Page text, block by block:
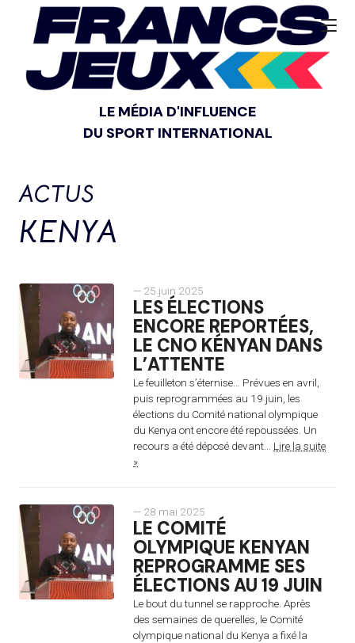
LE MÉDIA D'INFLUENCE
DU SPORT INTERNATIONAL
ACTUS
KENYA
— 25 juin 2025
LES ÉLECTIONS
ENCORE REPORTÉES,
LE CNO KÉNYAN DANS
L’ATTENTE
Le feuilleton s’éternise… Prévues en avril,
puis reprogrammées au 19 juin, les
élections du Comité national olympique
du Kenya ont encore été repoussées. Un
recours a été déposé devant... Lire la suite
»
— 28 mai 2025
LE COMITÉ
OLYMPIQUE KENYAN
REPROGRAMME SES
ÉLECTIONS AU 19 JUIN
Le bout du tunnel se rapproche. Après
des semaines de querelles, le Comité
olympique national du Kenya a fixé la